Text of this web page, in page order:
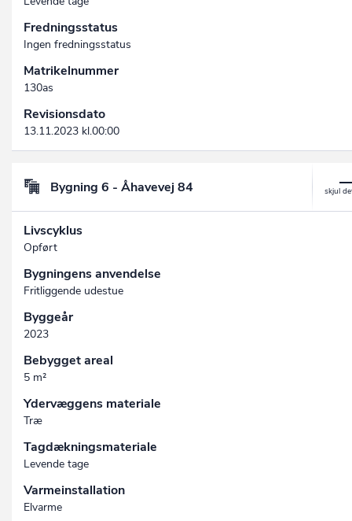
Fredningsstatus
Ingen fredningsstatus
Matrikelnummer
130as
Revisionsdato
13.11.2023 kl.00:00
Bygning 6 - Åhavevej 84
Livscyklus
Opført
Bygningens anvendelse
Fritliggende udestue
Byggeår
2023
Bebygget areal
5 m²
Ydervæggens materiale
Træ
Tagdækningsmateriale
Levende tage
Varmeinstallation
Elvarme